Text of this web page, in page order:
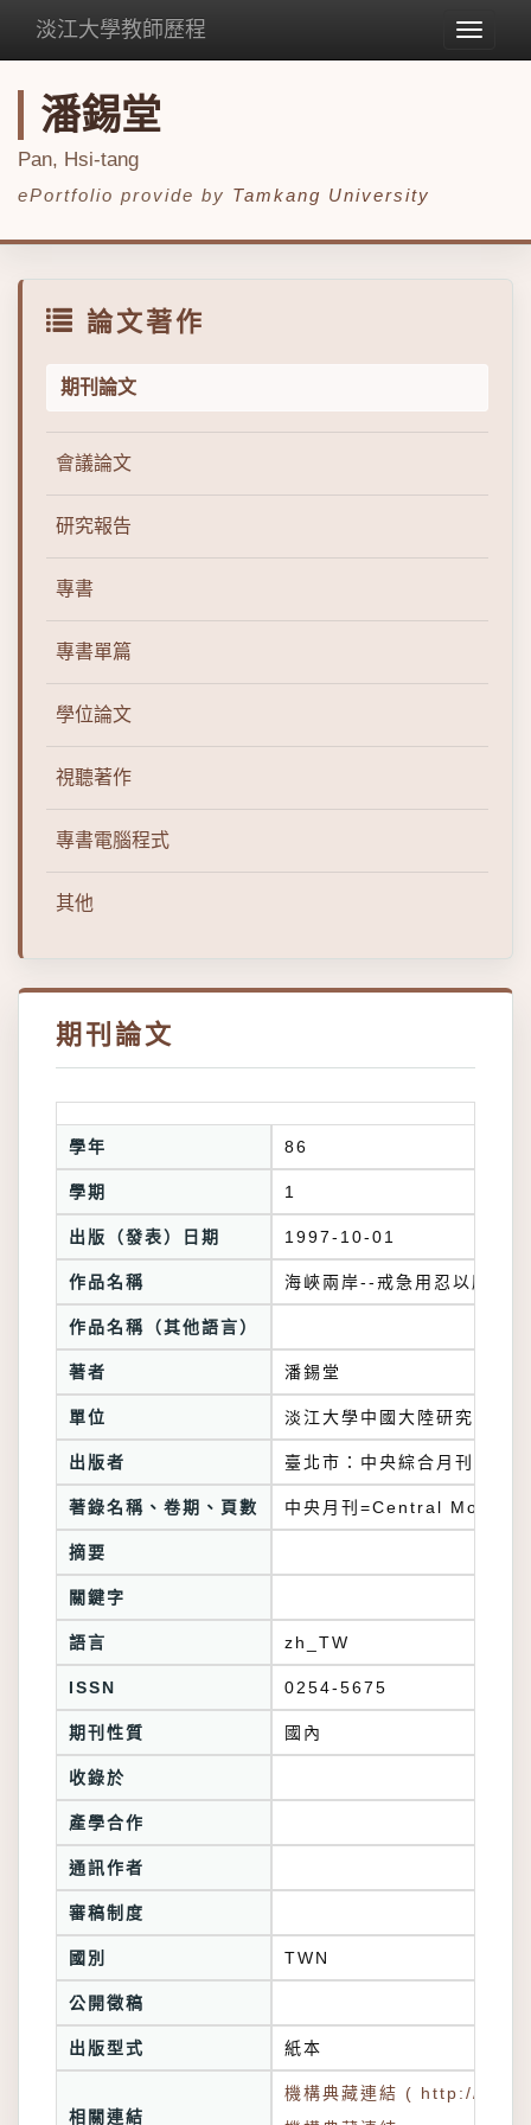
Toggle
淡江大學教師歷程
潘錫堂
Pan, Hsi-tang
ePortfolio provide by Tamkang University
論文著作
期刊論文
會議論文
研究報告
專書
專書單篇
學位論文
視聽著作
專書電腦程式
其他
期刊論文
學年 86
學期 1
出版（發表）日期 1997-10-01
作品名稱 海峽兩岸--戒急用忍以應中
作品名稱（其他語言）
著者 潘錫堂
單位 淡江大學中國大陸研究所
出版者 臺北市：中央綜合月刊雜誌社
著錄名稱、卷期、頁數 中央月刊=Central
摘要
關鍵字
語言 zh_TW
ISSN 0254-5675
期刊性質 國內
收錄於
產學合作
通訊作者
審稿制度
國別 TWN
公開徵稿
出版型式 紙本
相關連結
機構典藏連結 ( http://